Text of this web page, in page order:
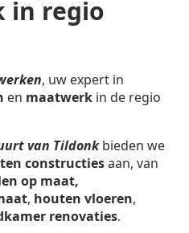
in regio
, uw expert in
en maatwerk in de regio
van Tildonkbieden we
constructiesaan, van
op maat,
, houten vloeren,
renovaties.